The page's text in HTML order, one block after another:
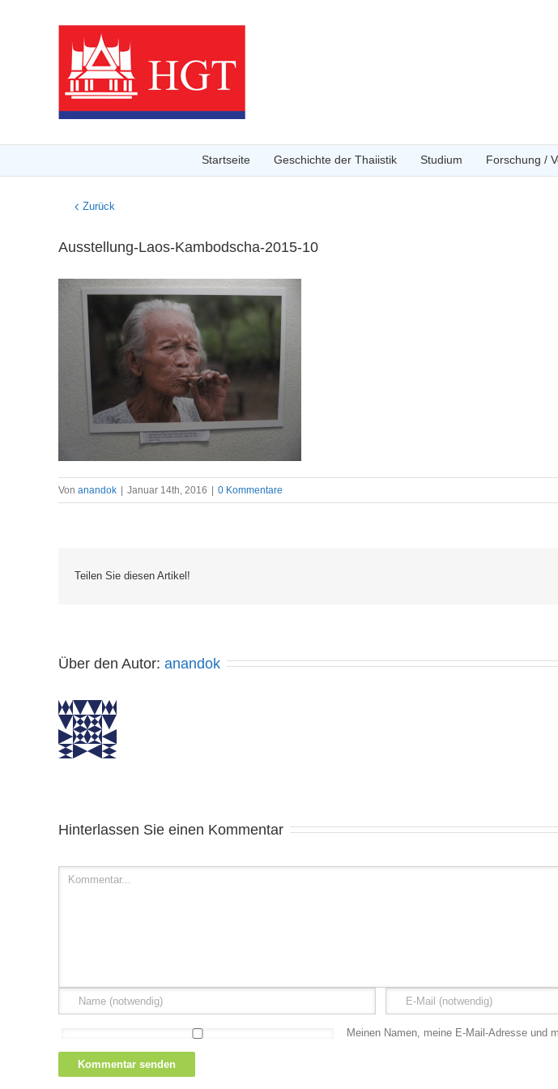
Startseite Geschichte der Thaiistik Studium Forschung /
Zurück
Ausstellung-Laos-Kambodscha-2015-10
Von anandok Januar 14th, 2016 0 Kommentare
Teilen Sie diesen Artikel!
Über den Autor: anandok
Hinterlassen Sie einen Kommentar
Meinen Namen, meine E-Mail-Adresse und